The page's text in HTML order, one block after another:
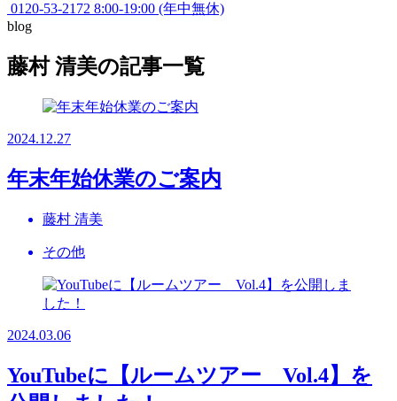
0120-53-2172 8:00-19:00 (年中無休)
blog
藤村 清美の記事一覧
2024.12.27
年末年始休業のご案内
藤村 清美
その他
2024.03.06
YouTubeに【ルームツアー Vol.4】を